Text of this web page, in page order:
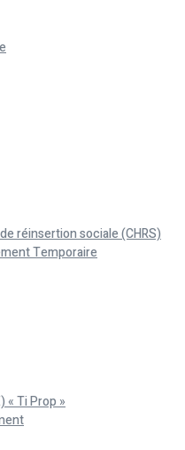
réinsertion sociale (CHRS)
Temporaire
« Ti Prop »